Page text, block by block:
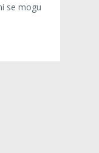
se mogu